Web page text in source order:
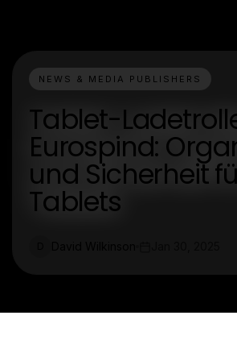
NEWS & MEDIA PUBLISHERS
Tablet-
Eurospind:
und Sicherheit
Tablets